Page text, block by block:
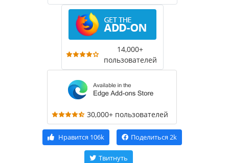
14,000+
пользователей
30,000+ пользователей
Нравится 106k Поделиться 2k
Твитнуть